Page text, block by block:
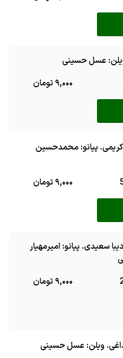
ویلن: عسل حسینی
9,000 تومان
پیانو: محمدحسین
9,000 تومان
سعیدی. پیانو: امیرمهیار
9,000 تومان
داغی. ویلن: عسل حسینی